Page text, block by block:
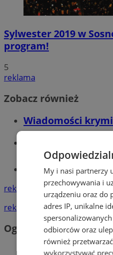
Sylwester 2019 w
program!
5
reklama
Zobacz również
Wiadomości
Tworzenie
reklama
reklama
Ogłoszenia
My i nasi partnerzy
przechowywania i
urządzeniu oraz do
adres IP, unikalne
odbiorców oraz
również
wykorzystywać